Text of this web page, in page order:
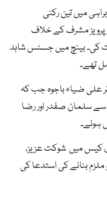
میں تین رکنی
مشرف کے خلاف
بینچ میں جسٹس شاہد
تھے۔
علی ضیاء باجوہ جب کہ
سلمان صفدر اور رضا
ہوئے۔
کیس میں شوکت عزیز،
ملزم بنانے کی استدعا کی